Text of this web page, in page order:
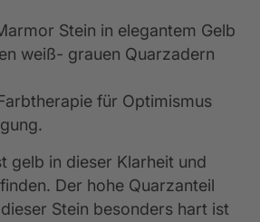
Stein in elegantem Gelb
weiß- grauen Quarzadern
für Optimismus
gelb in dieser Klarheit und
Der hohe Quarzanteil
Stein besonders hart ist